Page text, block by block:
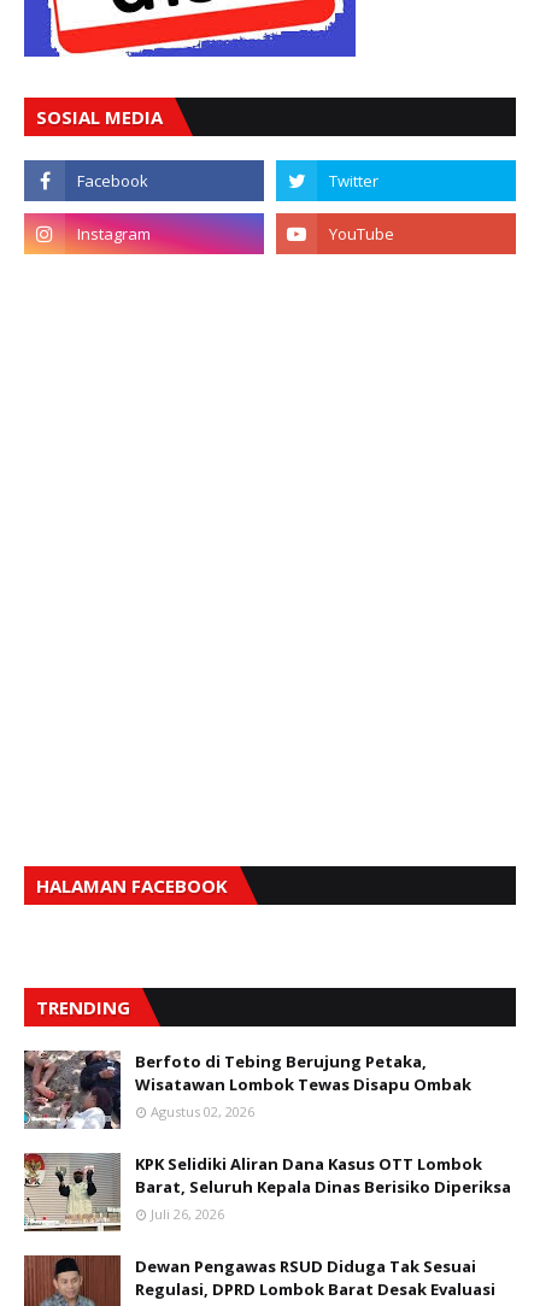
SOSIAL MEDIA
HALAMAN FACEBOOK
TRENDING
Berfoto di Tebing Berujung Petaka,
Wisatawan Lombok Tewas Disapu Ombak
Agustus 02, 2026
KPK Selidiki Aliran Dana Kasus OTT Lombok
Barat, Seluruh Kepala Dinas Berisiko Diperiksa
Juli 26, 2026
Dewan Pengawas RSUD Diduga Tak Sesuai
Regulasi, DPRD Lombok Barat Desak Evaluasi